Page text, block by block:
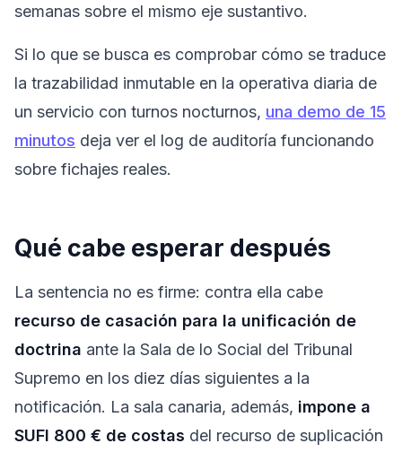
semanas sobre el mismo eje sustantivo.
Si lo que se busca es comprobar cómo se traduce
la trazabilidad inmutable en la operativa diaria de
un servicio con turnos nocturnos, una demo de 15
minutos deja ver el log de auditoría funcionando
sobre fichajes reales.
Qué cabe esperar después
La sentencia no es firme: contra ella cabe
recurso de casación para la unificación de
doctrina ante la Sala de lo Social del Tribunal
Supremo en los diez días siguientes a la
notificación. La sala canaria, además, impone a
SUFI 800 € de costas del recurso de suplicación